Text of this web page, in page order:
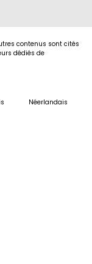
contenus sont cités
dédiés de
Néerlandais